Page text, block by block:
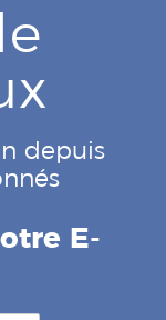
depuis
E-